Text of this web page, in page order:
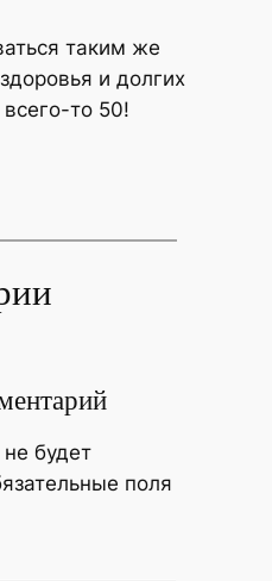
таким же
и долгих
то 50!
будет
поля